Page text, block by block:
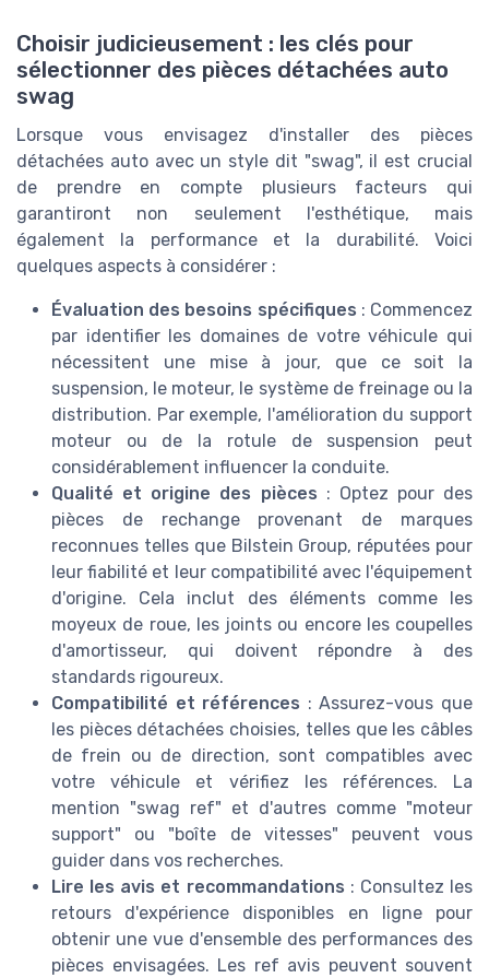
Choisir judicieusement : les clés pour
sélectionner des pièces détachées auto
swag
Lorsque vous envisagez d'installer des pièces
détachées auto avec un style dit "swag", il est crucial
de prendre en compte plusieurs facteurs qui
garantiront non seulement l'esthétique, mais
également la performance et la durabilité. Voici
quelques aspects à considérer :
Évaluation des besoins spécifiques : Commencez
par identifier les domaines de votre véhicule qui
nécessitent une mise à jour, que ce soit la
suspension, le moteur, le système de freinage ou la
distribution. Par exemple, l'amélioration du support
moteur ou de la rotule de suspension peut
considérablement influencer la conduite.
Qualité et origine des pièces : Optez pour des
pièces de rechange provenant de marques
reconnues telles que Bilstein Group, réputées pour
leur fiabilité et leur compatibilité avec l'équipement
d'origine. Cela inclut des éléments comme les
moyeux de roue, les joints ou encore les coupelles
d'amortisseur, qui doivent répondre à des
standards rigoureux.
Compatibilité et références : Assurez-vous que
les pièces détachées choisies, telles que les câbles
de frein ou de direction, sont compatibles avec
votre véhicule et vérifiez les références. La
mention "swag ref" et d'autres comme "moteur
support" ou "boîte de vitesses" peuvent vous
guider dans vos recherches.
Lire les avis et recommandations : Consultez les
retours d'expérience disponibles en ligne pour
obtenir une vue d'ensemble des performances des
pièces envisagées. Les ref avis peuvent souvent